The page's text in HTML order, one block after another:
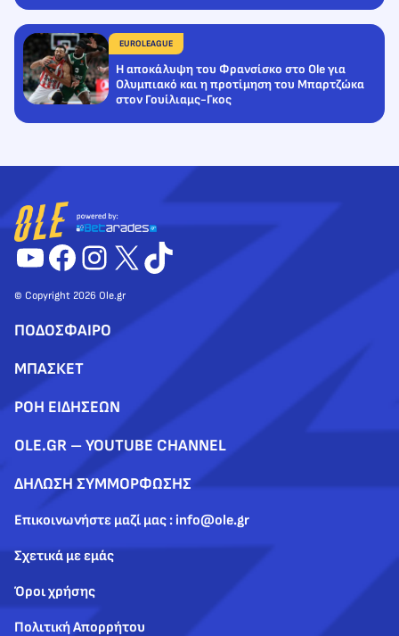
EUROLEAGUE
Η αποκάλυψη του Φρανσίσκο στο Ole για
Ολυμπιακό και η προτίμηση του Μπαρτζώκα
στον Γουίλιαμς-Γκος
YouTube
Facebook
Instagram
X TikTok
© Copyright 2026 Ole.gr
ΠΟΔΟΣΦΑΙΡΟ
ΜΠΑΣΚΕΤ
ΡΟΗ ΕΙΔΗΣΕΩΝ
OLE.GR – YOUTUBE CHANNEL
ΔΗΛΩΣΗ ΣΥΜΜΟΡΦΩΣΗΣ
Επικοινωνήστε μαζί μας : info@ole.gr
Σχετικά με εμάς
Όροι χρήσης
Πολιτική Απορρήτου